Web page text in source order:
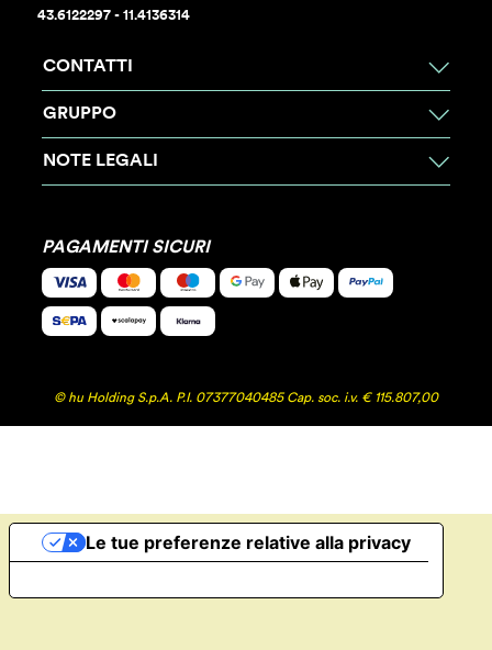
43.6122297 - 11.4136314
CONTATTI
GRUPPO
NOTE LEGALI
PAGAMENTI SICURI
© hu Holding S.p.A. P.I. 07377040485 Cap. soc. i.v. € 115.807,00
Le tue preferenze relative alla privacy